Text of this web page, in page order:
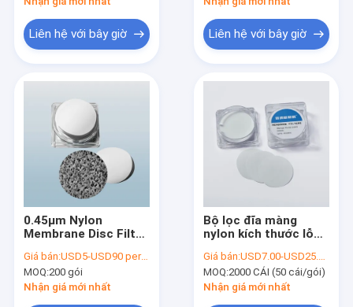
Sản phẩm
Video
Về chúng tôi
Tham quan nhà máy
Liên hệ chúng tôi
Liên hệ với bây giờ Liên hệ với bây giờ
0.45μm Nylon
Membrane Disc Filter
ISO9001 được phê
duyệt
Giá bán:USD5-USD90 per pack
MOQ:200 gói
Nhận giá mới nhất
Bộ lọc đĩa màng
nylon kích thước lỗ
Giá bán:USD7.00-USD25.00 per pack
MOQ:2000 CÁI (50 cái/gói)
Nhận giá mới nhất